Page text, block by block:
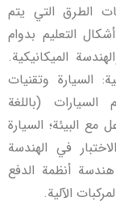
الطرق التي يتم
التعليم بدوام
الميكانيكية.
السيارة وتقنيات
(باللغة
مع البيئة؛ السيارة
في الهندسة
هندسة أنظمة الدفع
الآلية.